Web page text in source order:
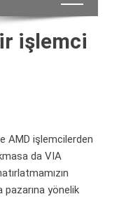
işlemci
AMD işlemcilerden
da VIA
pazarına yönelik